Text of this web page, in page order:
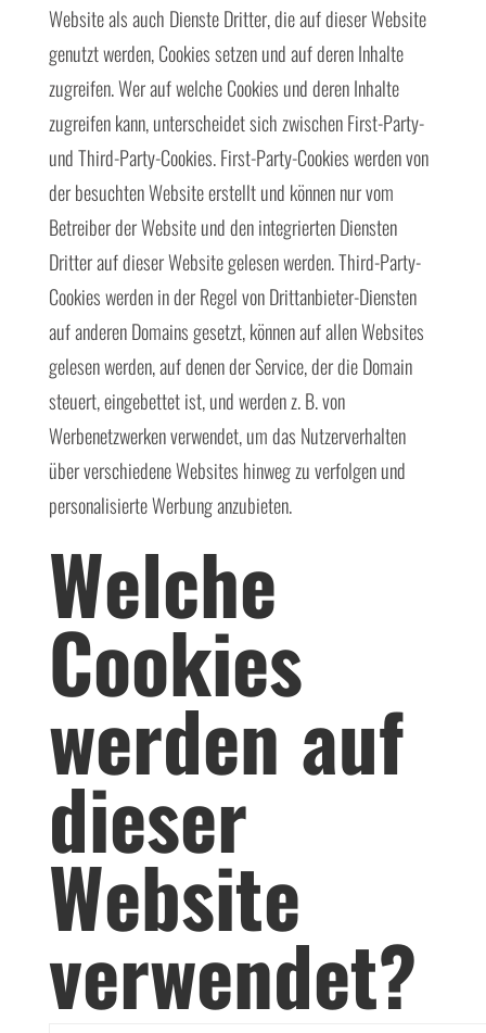
Website als auch Dienste Dritter, die auf dieser Website
genutzt werden, Cookies setzen und auf deren Inhalte
zugreifen. Wer auf welche Cookies und deren Inhalte
zugreifen kann, unterscheidet sich zwischen First-Party-
und Third-Party-Cookies. First-Party-Cookies werden von
der besuchten Website erstellt und können nur vom
Betreiber der Website und den integrierten Diensten
Dritter auf dieser Website gelesen werden. Third-Party-
Cookies werden in der Regel von Drittanbieter-Diensten
auf anderen Domains gesetzt, können auf allen Websites
gelesen werden, auf denen der Service, der die Domain
steuert, eingebettet ist, und werden z. B. von
Werbenetzwerken verwendet, um das Nutzerverhalten
über verschiedene Websites hinweg zu verfolgen und
personalisierte Werbung anzubieten.
Welche
Cookies
werden auf
dieser
Website
verwendet?